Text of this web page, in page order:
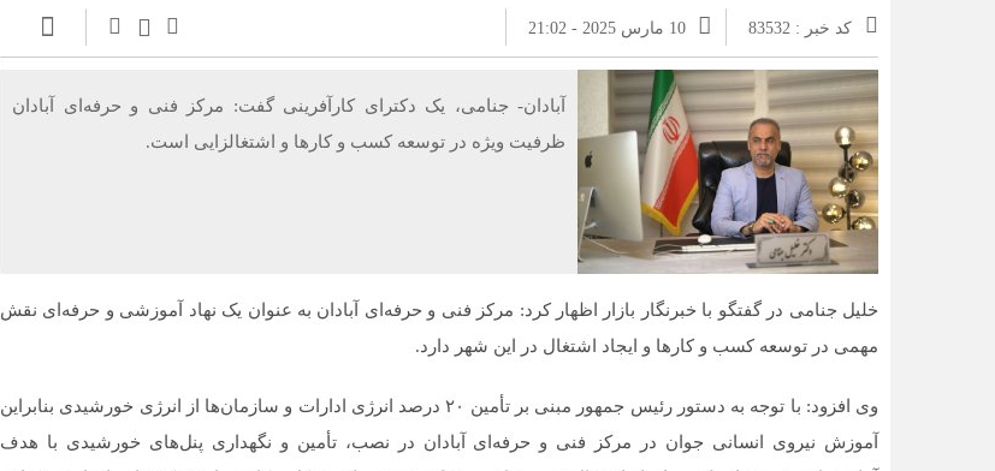
کد خبر : 83532 10 مارس 2025 - 21:02
آبادان- جنامی، یک دکترای کارآفرینی گفت: مرکز فنی و حرفه‌ای آبادان
ظرفیت ویژه در توسعه کسب و کارها و اشتغالزایی است.
خلیل جنامی در گفتگو با خبرنگار بازار اظهار کرد: مرکز فنی و حرفه‌ای آبادان به عنوان یک نهاد آموزشی و حرفه‌ای نقش
مهمی در توسعه کسب و کارها و ایجاد اشتغال در این شهر دارد.
وی افزود: با توجه به دستور رئیس جمهور مبنی بر تأمین ۲۰ درصد انرژی ادارات و سازمان‌ها از انرژی خورشیدی بنابراین
آموزش نیروی انسانی جوان در مرکز فنی و حرفه‌ای آبادان در نصب، تأمین و نگهداری پنل‌های خورشیدی با هدف